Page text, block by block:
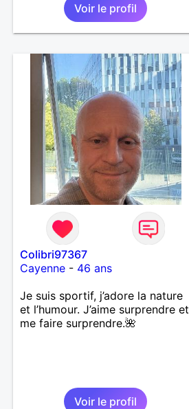
Voir le profil
Colibri97367
Cayenne - 46 ans
Je suis sportif, j’adore la nature
et l’humour. J’aime surprendre et
me faire surprendre.🌺
Voir le profil